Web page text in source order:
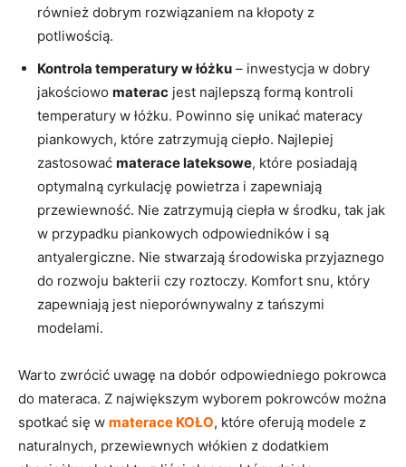
również dobrym rozwiązaniem na kłopoty z
potliwością.
Kontrola temperatury w łóżku – inwestycja w dobry
jakościowo materac jest najlepszą formą kontroli
temperatury w łóżku. Powinno się unikać materacy
piankowych, które zatrzymują ciepło. Najlepiej
zastosować materace lateksowe, które posiadają
optymalną cyrkulację powietrza i zapewniają
przewiewność. Nie zatrzymują ciepła w środku, tak jak
w przypadku piankowych odpowiedników i są
antyalergiczne. Nie stwarzają środowiska przyjaznego
do rozwoju bakterii czy roztoczy. Komfort snu, który
zapewniają jest nieporównywalny z tańszymi
modelami.
Warto zwrócić uwagę na dobór odpowiedniego pokrowca
do materaca. Z największym wyborem pokrowców można
spotkać się w materace KOŁO, które oferują modele z
naturalnych, przewiewnych włókien z dodatkiem